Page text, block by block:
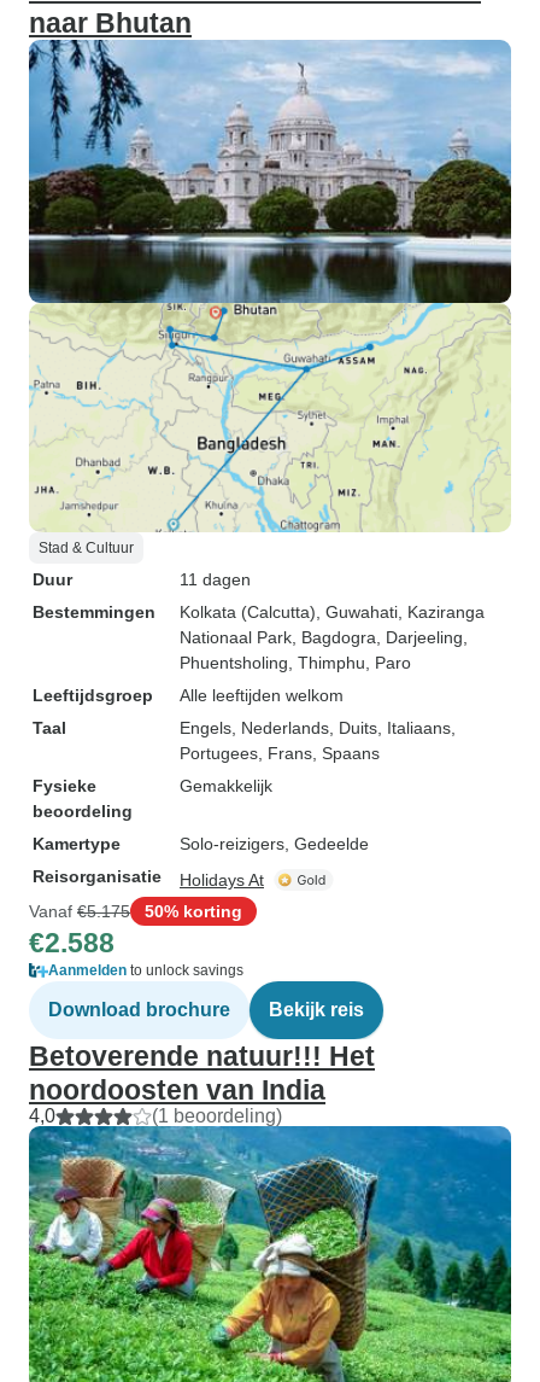
naar Bhutan
Stad & Cultuur
Duur
11 dagen
Bestemmingen
Kolkata (Calcutta) , Guwahati , Kaziranga
Nationaal Park , Bagdogra , Darjeeling
Phuentsholing , Thimphu , Paro
Leeftijdsgroep
Alle leeftijden welkom
Taal
Engels, Nederlands, Duits, Italiaans,
Portugees, Frans, Spaans
Fysieke
beoordeling
Gemakkelijk
Kamertype
Solo-reizigers, Gedeelde
Reisorganisatie
Holidays At
Vanaf €5.175 50% korting
€2.588
Aanmelden to unlock savings
Download brochure Bekijk reis
Betoverende natuur!!! Het
noordoosten van India
4,0 (1 beoordeling)